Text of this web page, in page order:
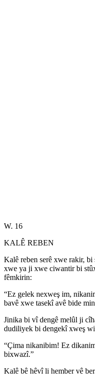
W. 16
KALÊ REBEN
Kalê reben serê xwe rakir,
xwe ya ji xwe ciwantir bi
fêmkirin:
“Ez gelek nexweş im,
bavê xwe tasekî avê bide
Jinika bi vî dengê melûl ji
dudiliyek bi dengekî xweş
“Çima nikanibim! Ez
bixwazî.”
Kalê bê hêvî li hember vê